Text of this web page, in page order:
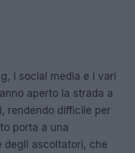
i social media e i vari
aperto la strada a
rendendo difficile per
porta a una
degli ascoltatori, che